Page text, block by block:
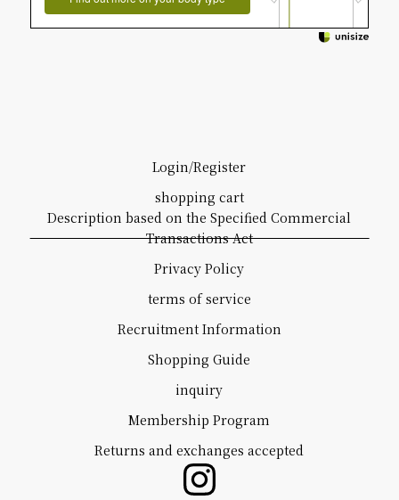
Login/Register
shopping cart
Membership Program
Shopping Guide
Returns and exchanges accepted
inquiry
Description based on the Specified Commercial
Transactions Act
Privacy Policy
terms of service
Recruitment Information